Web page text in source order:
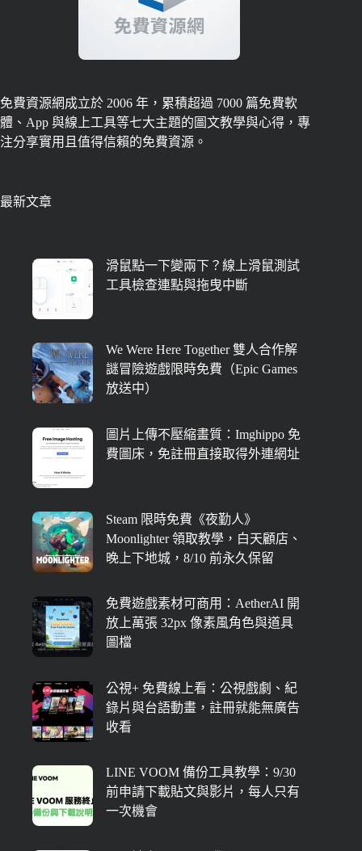
免費資源網成立於 2006 年，累積超過 7000 篇免費軟
體、App 與線上工具等七大主題的圖文教學與心得，專
注分享實用且值得信賴的免費資源。
最新文章
滑鼠點一下變兩下？線上滑鼠測試
工具檢查連點與拖曳中斷
We Were Here Together 雙人合作解
謎冒險遊戲限時免費（Epic Games
放送中）
圖片上傳不壓縮畫質：Imghippo 免
費圖床，免註冊直接取得外連網址
Steam 限時免費《夜勤人》
Moonlighter 領取教學，白天顧店、
晚上下地城，8/10 前永久保留
免費遊戲素材可商用：AetherAI 開
放上萬張 32px 像素風角色與道具
圖檔
公視+ 免費線上看：公視戲劇、紀
錄片與台語動畫，註冊就能無廣告
收看
LINE VOOM 備份工具教學：9/30
前申請下載貼文與影片，每人只有
一次機會